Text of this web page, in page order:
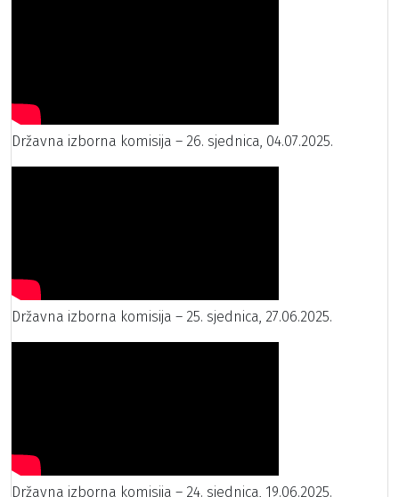
Državna izborna komisija – 26. sjednica, 04.07.2025.
Državna izborna komisija – 25. sjednica, 27.06.2025.
Državna izborna komisija – 24. sjednica, 19.06.2025.